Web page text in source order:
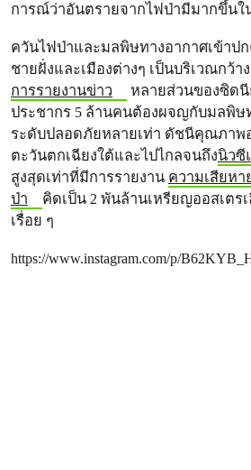
การณ์ว่าอันตรายจากไฟป่ามีมากขึ้นใ
ควันไฟป่าและมลพิษทางอากาศเข้าป
ชายฝั่งและเมืองต่างๆ เป็นบริเวณกว้
การรายงานข่าว
หลายส่วนของซิด
ประชากร 5 ล้านคนต้องผจญกับมลพิษ
ระดับปลอดภัยหลายเท่า ดัชนีคุณภาพ
ตะวันตกเฉียงใต้และไปไกลจนถึงนิวซี
สูงสุดเท่าที่มีการรายงาน ความเสียหา
ป่า
คิดเป็น 2 พันล้านเหรียญออสเตร
เรื่อย ๆ
https://www.instagram.com/p/